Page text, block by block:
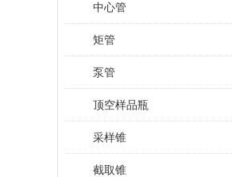
中心管
矩管
泵管
顶空样品瓶
采样锥
截取锥